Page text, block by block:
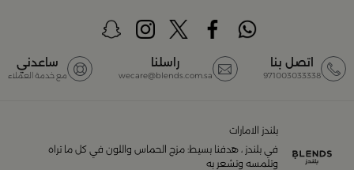
أفضل المنتجات والتصاميم في السعودية
منزلك وإضفاء لمسات أناقة. ستجد لدينا كل ما ترغب به من:
أواني تقديم فاخرة وأطقم مائدة راقية
اتصل بنا
971003033338
راسلنا
wecare@blends.com.sa
ساعدني
مع خدمة العملاء
بلندز الامارات
في بلندز ، هدفنا بسيط: مزج الحماس واللون في كل ما تراه
وتلمسه وتشعر به